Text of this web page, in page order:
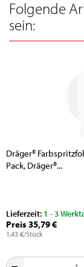
Folgende
sein:
Dräger®
Pack, Dräger®...
Lieferzeit: 1 - 3
Preis 35,79 €
1,43 €/Stück